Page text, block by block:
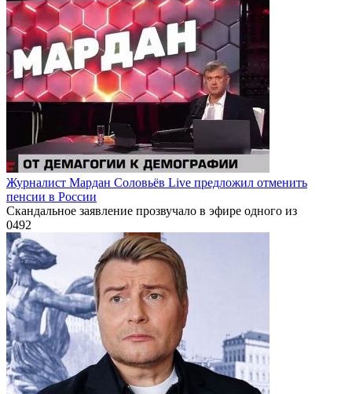
Журналист Мардан Соловьёв Live предложил отменить
пенсии в России
Скандальное заявление прозвучало в эфире одного из
0492